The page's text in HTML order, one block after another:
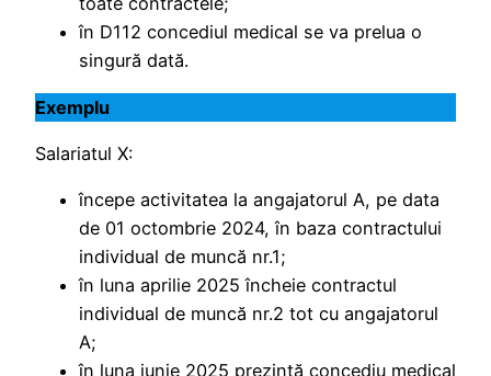
în D112 concediul medical se va prelua o
singură dată.
Exemplu
Salariatul X:
începe activitatea la angajatorul A, pe data
de 01 octombrie 2024, în baza contractului
individual de muncă nr.1;
în luna aprilie 2025 încheie contractul
individual de muncă nr.2 tot cu angajatorul
A;
în luna iunie 2025 prezintă concediu medical